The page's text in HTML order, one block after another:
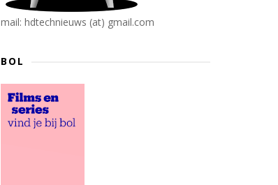
mail: hdtechnieuws (at) gmail.com
BOL